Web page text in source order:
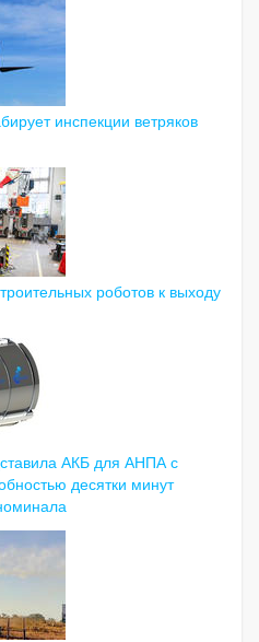
инспекции ветряков
роботов к выходу
АКБ для АНПА с
десятки минут